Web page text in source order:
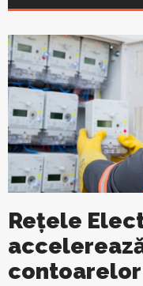
Rețele